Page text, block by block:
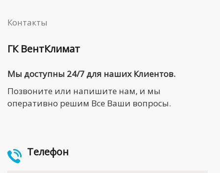
Контакты
ГК ВентКлимат
Мы доступны 24/7 для наших Клиентов.
Позвоните или напишите нам, и мы
оперативно решим Все Ваши вопросы.
Телефон